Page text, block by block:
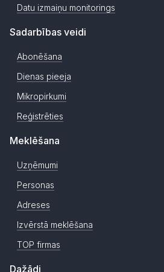
Datu izmaiņu monitorings
Sadarbības veidi
Abonēšana
Dienas pieeja
Mikropirkumi
Reģistrēties
Meklēšana
Uzņēmumi
Personas
Adreses
Izvērstā meklēšana
TOP firmas
Dažādi